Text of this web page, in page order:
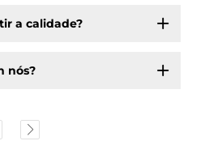
a calidade?
nós?